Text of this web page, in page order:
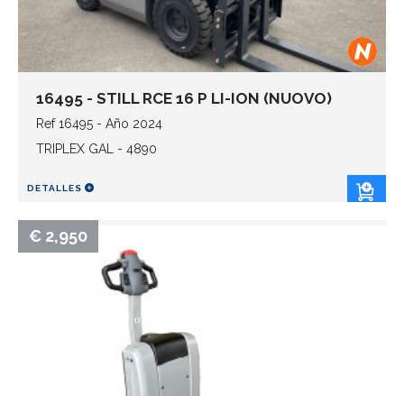
16495 - STILL RCE 16 P LI-ION (NUOVO)
Ref 16495 - Año 2024
TRIPLEX GAL - 4890
DETALLES
€ 2,950